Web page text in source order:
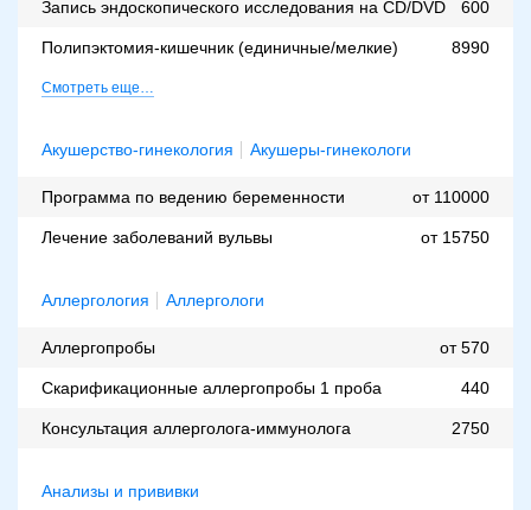
Запись эндоскопического исследования на CD/DVD 600
Полипэктомия-кишечник (единичные/мелкие) 8990
Смотреть еще…
Акушерство-гинекология Акушеры-гинекологи
Программа по ведению беременности от 110000
Лечение заболеваний вульвы от 15750
Аллергология Аллергологи
Аллергопробы от 570
Скарификационные аллергопробы 1 проба 440
Консультация аллерголога-иммунолога 2750
Анализы и прививки